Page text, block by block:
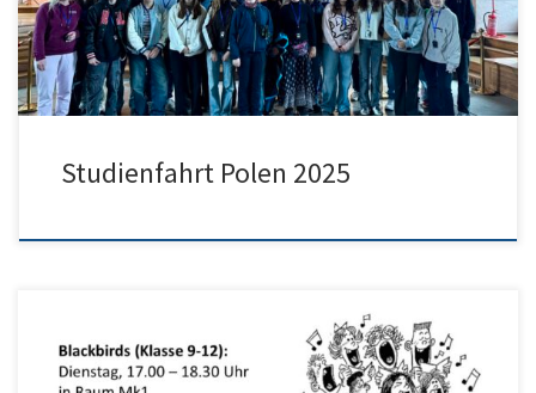
dort ca. eine Stunde auf den nächsten warten […]
Studienfahrt Polen 2025